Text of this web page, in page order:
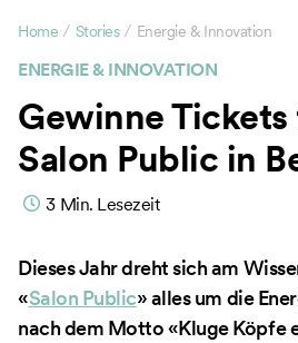
ENERGIE & INNOVATION
Home / Stories / Energie & Innovation
Gewinne Tickets
Salon Public in
3 Min. Lesezeit
Dieses Jahr dreht sich am
«Salon Public» alles um die
nach dem Motto «Kluge Köpfe